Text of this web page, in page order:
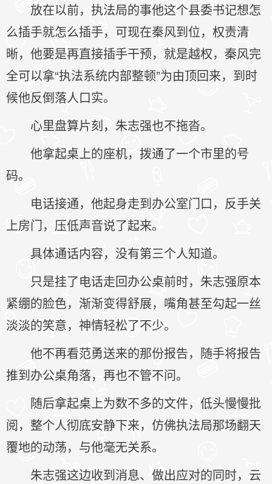
放在以前，执法局的事他这个县委书记想怎
么插手就怎么插手，可现在秦风到位，权责清
晰，他要是再直接插手干预，就是越权，秦风完
全可以拿“执法系统内部整顿”为由顶回来，到时
候他反倒落人口实。
心里盘算片刻，朱志强也不拖沓。
他拿起桌上的座机，拨通了一个市里的号
码。
电话接通，他起身走到办公室门口，反手关
上房门，压低声音说了起来。
具体通话内容，没有第三个人知道。
只是挂了电话走回办公桌前时，朱志强原本
紧绷的脸色，渐渐变得舒展，嘴角甚至勾起一丝
淡淡的笑意，神情轻松了不少。
他不再看范勇送来的那份报告，随手将报告
推到办公桌角落，再也不管不问。
随后拿起桌上为数不多的文件，低头慢慢批
阅，整个人彻底安静下来，仿佛执法局那场翻天
覆地的动荡，与他毫无关系。
朱志强这边收到消息、做出应对的同时，云